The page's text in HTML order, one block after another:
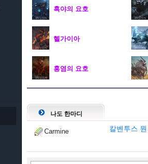
흑야의 요호
헬가이아
홍염의 요호
나도 한마디
Carmine 칼벤투스